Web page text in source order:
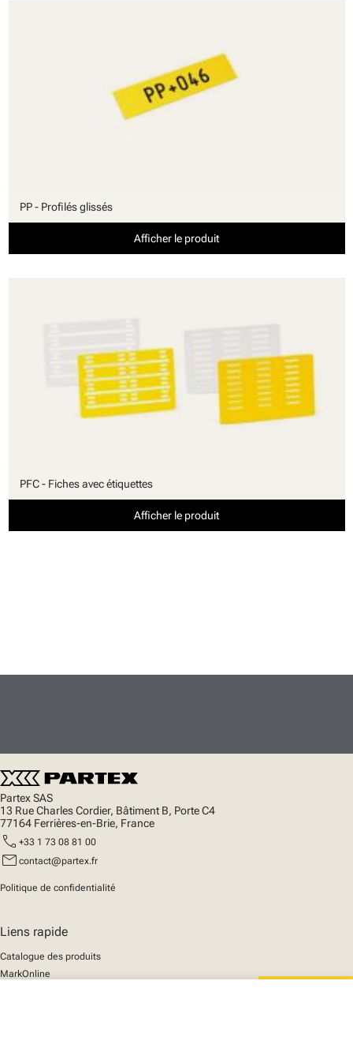
PP - Profilés glissés
Afficher le produit
PFC - Fiches avec étiquettes
Afficher le produit
Partex SAS
13 Rue Charles Cordier, Bâtiment B, Porte C4
77164 Ferrières-en-Brie, France
call +33 1 73 08 81 00
mail contact@partex.fr
Politique de confidentialité
Liens rapide
Catalogue des produits
MarkOnline